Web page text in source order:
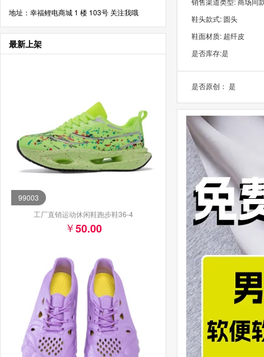
地址：幸福鲤电商城 1 楼 103号 关注我哦
最新上架
99003
工厂直销运动休闲鞋跑步鞋36-4
50.00
鞋头款式: 圆头
鞋面材质: 超纤皮
是否库存:是
是否原创： 是